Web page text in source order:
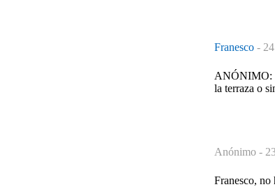
Franesco -
ANÓNIMO:
la terraza o
Anónimo -
Franesco, no